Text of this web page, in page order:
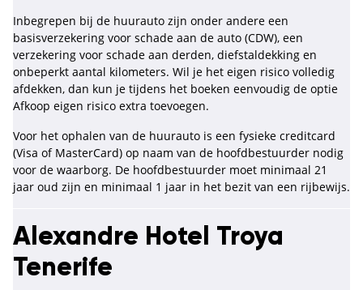
Inbegrepen bij de huurauto zijn onder andere een
basisverzekering voor schade aan de auto (CDW), een
verzekering voor schade aan derden, diefstaldekking en
onbeperkt aantal kilometers. Wil je het eigen risico volledig
afdekken, dan kun je tijdens het boeken eenvoudig de optie
Afkoop eigen risico extra toevoegen.
Voor het ophalen van de huurauto is een fysieke creditcard
(Visa of MasterCard) op naam van de hoofdbestuurder nodig
voor de waarborg. De hoofdbestuurder moet minimaal 21
jaar oud zijn en minimaal 1 jaar in het bezit van een rijbewijs.
Alexandre Hotel Troya
Tenerife